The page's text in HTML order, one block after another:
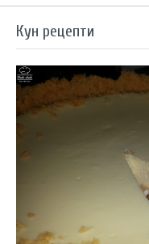
Кун рецепти